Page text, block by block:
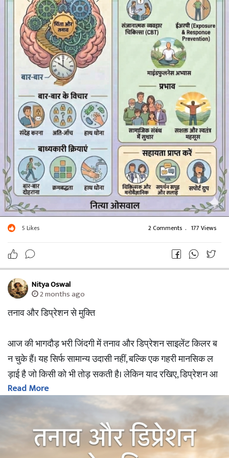
या अपने अपनों की शांति के लिए अभी पूरा लेख पढ़ें!”
https://www.matrubharti.com/book/19994085/ocd-se-
mukti-1
5 Likes 2 Comments . 177 Views
Nitya Oswal
2 months ago
तनाव और डिप्रेशन से मुक्ति
आज की भागदौड़ भरी जिंदगी में तनाव और डिप्रेशन साइलेंट किलर ब
न चुके हैं। यह सिर्फ सामान्य उदासी नहीं, बल्कि एक गहरी मानसिक ल
ड़ाई है जो किसी को भी तोड़ सकती है। लेकिन याद रखिए, डिप्रेशन आ
पकी कमजोरी नहीं बल्कि इस बात का संकेत है कि आप बहुत लंबे समय
से अकेले मजबूत बने रहने की कोशिश कर रहे थे। अब वक्त हार मानने
का नहीं, बल्कि एक शानदार शुरुआत करने का है।
यह लेख आपको निराशा के अंधेरे से निकालकर सकारात्मकता के उ
Read More